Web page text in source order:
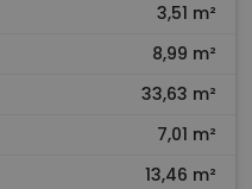
3,51 m²
8,99 m²
33,63 m²
7,01 m²
13,46 m²